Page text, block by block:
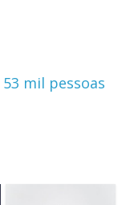
mil pessoas